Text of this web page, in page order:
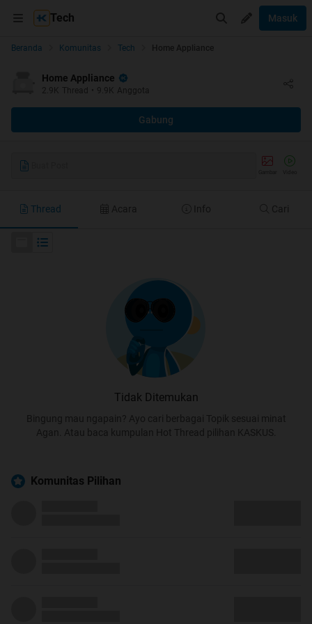
Tech Masuk
Beranda Komunitas Tech Home Appliance
Home Appliance
2.9K Thread • Anggota
Gabung
Thread Acara Info Cari
Tidak Ditemukan
Bingung mau ngapain? Ayo cari berbagai Topik sesuai minat
Agan. Atau baca kumpulan Hot Thread pilihan KASKUS.
Komunitas Pilihan